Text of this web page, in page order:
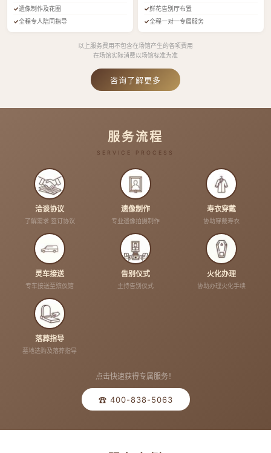
遗像制作及花圈
全程专人陪同指导
鲜花告别厅布置
全程一对一专属服务
以上服务费用不包含在场馆产生的各项费用
在场馆实际消费以场馆标准为准
咨询了解更多
服务流程
SERVICE PROCESS
洽谈协议
了解需求 签订协议
遗像制作
专业遗像拍摄制作
寿衣穿戴
协助穿戴寿衣
灵车接送
专车接送至殡仪馆
告别仪式
主持告别仪式
火化办理
协助办理火化手续
落葬指导
墓地选购及落葬指导
点击快速获得专属服务！
☎ 400-838-5063